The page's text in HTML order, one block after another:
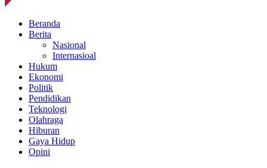
Beranda
Berita
Nasional
Internasioal
Hukum
Ekonomi
Politik
Pendidikan
Teknologi
Olahraga
Hiburan
Gaya Hidup
Opini